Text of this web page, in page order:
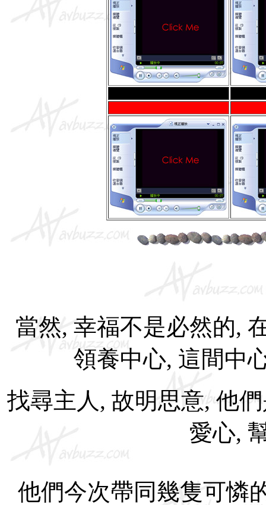
當然, 幸福不是必然的,
領養中心, 這間中
找尋主人, 故明思意, 他
愛心,
他們今次帶同幾隻可憐